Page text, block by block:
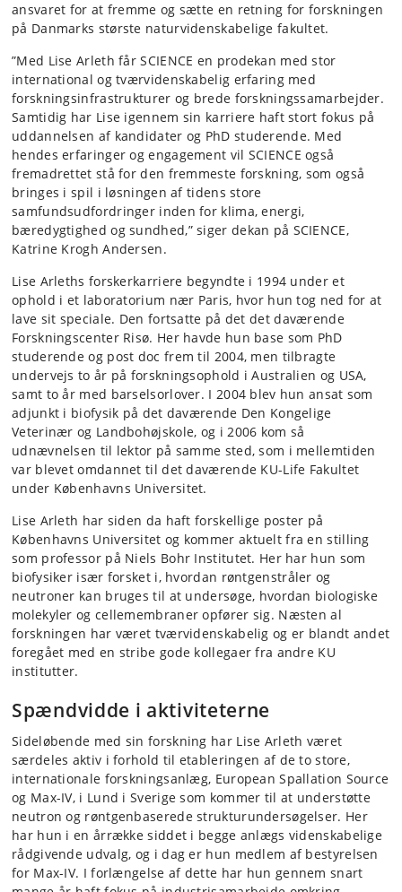
ansvaret for at fremme og sætte en retning for forskningen
på Danmarks største naturvidenskabelige fakultet.
”Med Lise Arleth får SCIENCE en prodekan med stor
international og tværvidenskabelig erfaring med
forskningsinfrastrukturer og brede forskningssamarbejder.
Samtidig har Lise igennem sin karriere haft stort fokus på
uddannelsen af kandidater og PhD studerende. Med
hendes erfaringer og engagement vil SCIENCE også
fremadrettet stå for den fremmeste forskning, som også
bringes i spil i løsningen af tidens store
samfundsudfordringer inden for klima, energi,
bæredygtighed og sundhed,” siger dekan på SCIENCE,
Katrine Krogh Andersen.
Lise Arleths forskerkarriere begyndte i 1994 under et
ophold i et laboratorium nær Paris, hvor hun tog ned for at
lave sit speciale. Den fortsatte på det det daværende
Forskningscenter Risø. Her havde hun base som PhD
studerende og post doc frem til 2004, men tilbragte
undervejs to år på forskningsophold i Australien og USA,
samt to år med barselsorlover. I 2004 blev hun ansat som
adjunkt i biofysik på det daværende Den Kongelige
Veterinær og Landbohøjskole, og i 2006 kom så
udnævnelsen til lektor på samme sted, som i mellemtiden
var blevet omdannet til det daværende KU-Life Fakultet
under Københavns Universitet.
Lise Arleth har siden da haft forskellige poster på
Københavns Universitet og kommer aktuelt fra en stilling
som professor på Niels Bohr Institutet. Her har hun som
biofysiker især forsket i, hvordan røntgenstråler og
neutroner kan bruges til at undersøge, hvordan biologiske
molekyler og cellemembraner opfører sig. Næsten al
forskningen har været tværvidenskabelig og er blandt andet
foregået med en stribe gode kollegaer fra andre KU
institutter.
Spændvidde i aktiviteterne
Sideløbende med sin forskning har Lise Arleth været
særdeles aktiv i forhold til etableringen af de to store,
internationale forskningsanlæg, European Spallation Source
og Max-IV, i Lund i Sverige som kommer til at understøtte
neutron og røntgenbaserede strukturundersøgelser. Her
har hun i en årrække siddet i begge anlægs videnskabelige
rådgivende udvalg, og i dag er hun medlem af bestyrelsen
for Max-IV. I forlængelse af dette har hun gennem snart